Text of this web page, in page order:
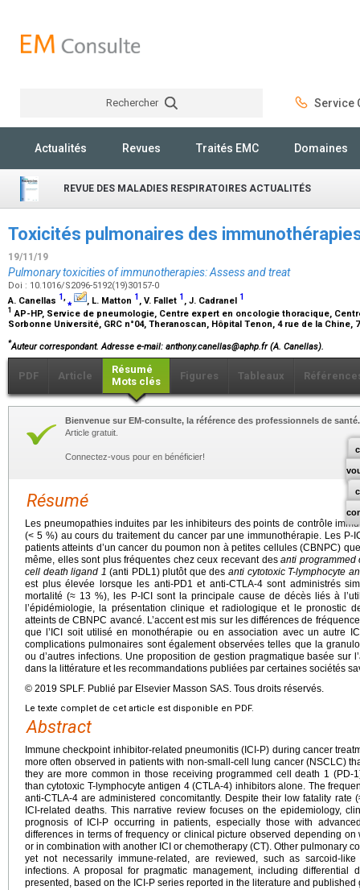
Rechercher Service
Actualités Revues Traités EMC Domaines
REVUE DES MALADIES RESPIRATOIRES ACTUALITÉS
Toxicités pulmonaires des
19/11/19
Pulmonary toxicities of immunotherapies: Assess and treat
Doi : 10.1016/S2096-5192(19)30157-0
A. Canellas 1,⁎ , L. Matton 1 , V. Fallet 1 , J. Cadranel 1
1 AP-HP, Service de pneumologie, Centre expert en oncologie thoracique,
Sorbonne Université, GRC n°04, Theranoscan, Hôpital Tenon, 4 rue de la Chine,
*Auteur correspondant.Adresse e-mail: anthony.canellas@aphp.fr (A. Canellas).
PDF Article
Résumé
Mots clés
Figures Tableaux
Bienvenue sur EM-consulte, la référence des professionnels de santé.
Article gratuit.
Connectez-vous pour en bénéficier!
Résumé
Les pneumopathies induites par les inhibiteurs des points de contrôle
(< 5 %) au cours du traitement du cancer par une immunothérapie. Les P-
patients atteints d’un cancer du poumon non à petites cellules (CBNPC)
même, elles sont plus fréquentes chez ceux recevant desanti programmed
cell death ligand 1 (anti PDL1) plutôt que desanti cytotoxic T-lymphocyte
est plus élevée lorsque les anti-PD1 et anti-CTLA-4 sont administrés
mortalité (≈ 13 %), les P-ICI sont la principale cause de décès liés à
l’épidémiologie, la présentation clinique et radiologique et le pronostic
atteints de CBNPC avancé. L’accent est mis sur les différences de
que l’ICI soit utilisé en monothérapie ou en association avec un autre
complications pulmonaires sont également observées telles que la
ou d’autres infections. Une proposition de gestion pragmatique basée sur
dans la littérature et les recommandations publiées par certaines sociétés
© 2019 SPLF. Publié par Elsevier Masson SAS. Tous droits réservés.
Le texte complet de cet article est disponible en PDF.
Abstract
Immune checkpoint inhibitor-related pneumonitis (ICI-P) during cancer
more often observed in patients with non-small-cell lung cancer (NSCLC)
they are more common in those receiving programmed cell death 1 (PD-
than cytotoxic T-lymphocyte antigen 4 (CTLA-4) inhibitors alone. The
anti-CTLA-4 are administered concomitantly. Despite their low fatality rate
ICI-related deaths. This narrative review focuses on the epidemiology,
prognosis of ICI-P occurring in patients, especially those with
differences in terms of frequency or clinical picture observed depending
or in combination with another ICI or chemotherapy (CT). Other pulmonary
yet not necessarily immune-related, are reviewed, such as sarcoid-
infections. A proposal for pragmatic management, including differential
presented, based on the ICI-P series reported in the literature and published